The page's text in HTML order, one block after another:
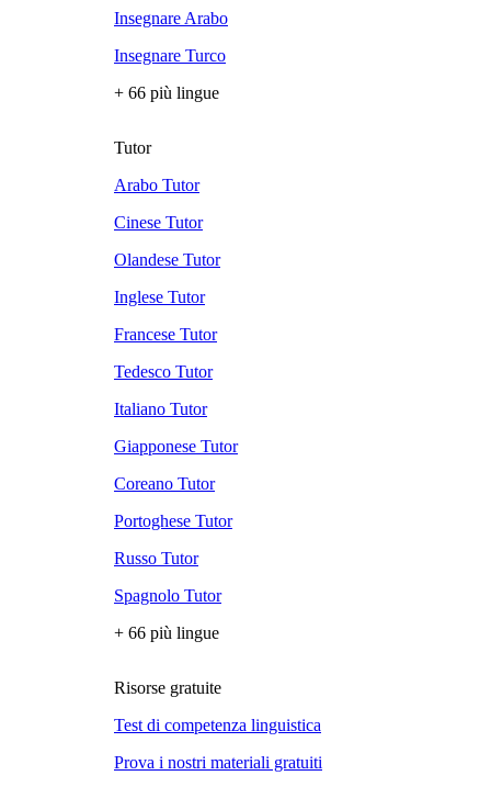
Insegnare Arabo
Insegnare Turco
+ 66 più lingue
Tutor
Arabo Tutor
Cinese Tutor
Olandese Tutor
Inglese Tutor
Francese Tutor
Tedesco Tutor
Italiano Tutor
Giapponese Tutor
Coreano Tutor
Portoghese Tutor
Russo Tutor
Spagnolo Tutor
+ 66 più lingue
Risorse gratuite
Test di competenza linguistica
Prova i nostri materiali gratuiti